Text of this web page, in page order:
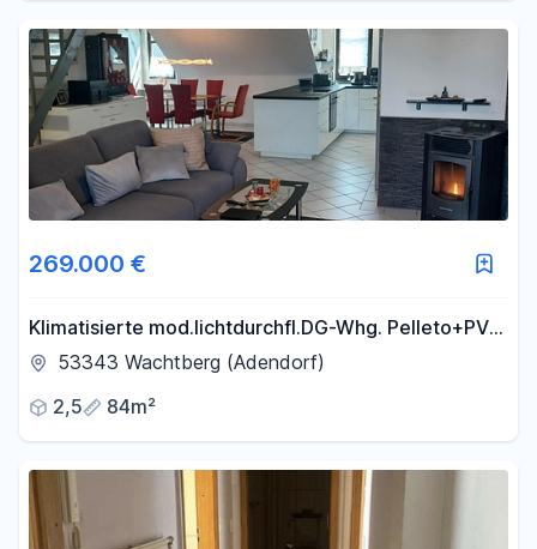
269.000 €
Klimatisierte mod.lichtdurchfl.DG-Whg. Pelleto+PV-
Anlage,unverb.FERNSICHT+3-Fachvergl.
53343 Wachtberg (Adendorf)
2,5
84m²